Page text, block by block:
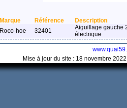
Marque Référence
Description
Roco-hoe
32401
Aiguillage gauche
électrique
Mise à jour du site : 18 novembre